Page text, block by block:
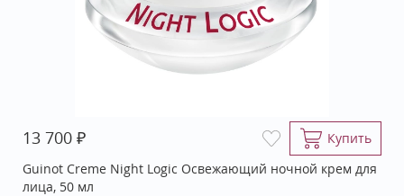
13 700 ₽
Купить
Guinot Creme Night Logic Освежающий ночной крем для
лица, 50 мл